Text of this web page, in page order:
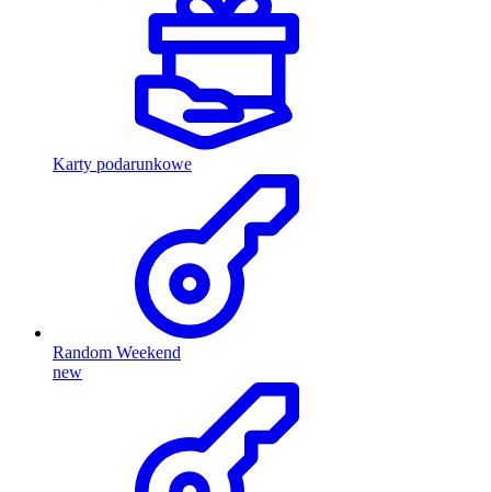
Karty podarunkowe
Random Weekend
new